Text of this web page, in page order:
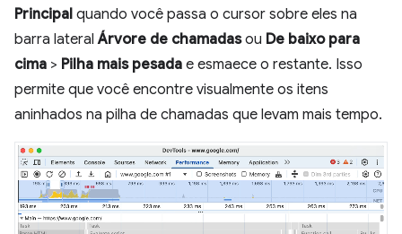
Principal quando você passa o cursor sobre eles na
barra lateralÁrvore de chamadasou De baixo para
cima > Pilha mais pesada e esmaece o restante. Isso
permite que você encontre visualmente os itens
aninhados na pilha de chamadas que levam mais tempo.